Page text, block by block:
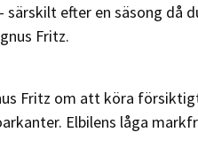
efter en säsong då
Fritz.
Fritz om att köra
Elbilens låga